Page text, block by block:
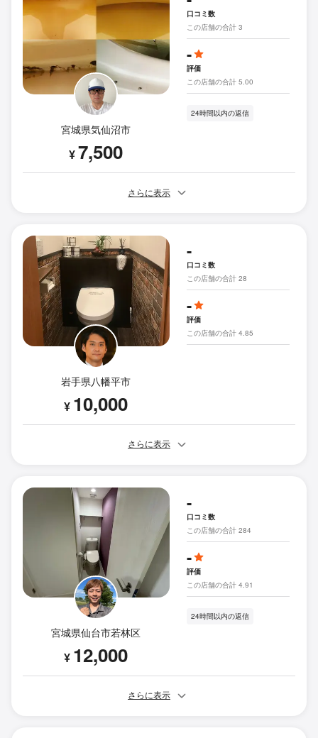
宮城県気仙沼市
¥7,500
口コミ数
この店舗の合計 3
-
評価
この店舗の合計 5.00
24時間以内の返信
さらに表示
岩手県八幡平市
¥ 10,000
-
口コミ数
この店舗の合計 28
-
評価
この店舗の合計 4.85
さらに表示
宮城県仙台市若林区
¥ 12,000
-
口コミ数
この店舗の合計 284
-
評価
この店舗の合計 4.91
24時間以内の返信
さらに表示